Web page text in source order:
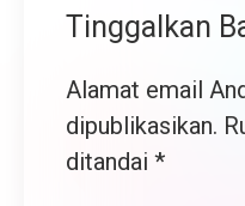
Tinggalkan
Alamat email
dipublikasikan.
ditandai *